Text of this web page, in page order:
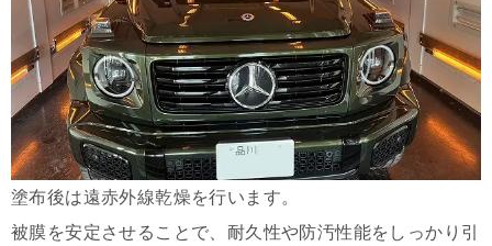
塗布後は遠赤外線乾燥を行います。
被膜を安定させることで、耐久性や防汚性能をしっかり引